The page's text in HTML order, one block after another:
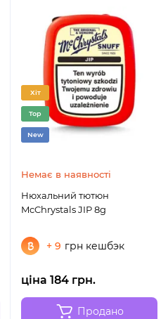
Хіт
Top
New
Немає в наявності
Нюхальний тютюн
McChrystals JIP 8g
+ 9 грн кешбэк
ціна 184 грн.
Продано